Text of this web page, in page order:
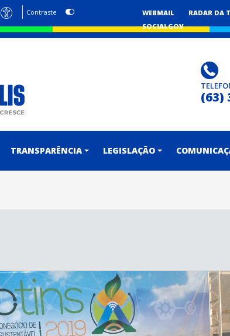
Contraste
WEBMAIL RADAR DA
SOCIALGOV
(63)
TRANSPARÊNCIA LEGISLAÇÃO